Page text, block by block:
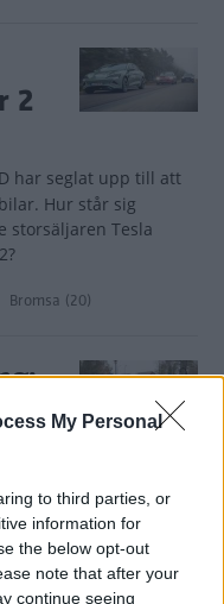
My Personal
to third parties, or
information for
the below opt-out
note that after your
continue seeing
2
har seglat upp till att
Hur står sig
storsäljaren Tesla
Bromsa (20)
har ökat med
en fördel genom att
kanske spela ut sin